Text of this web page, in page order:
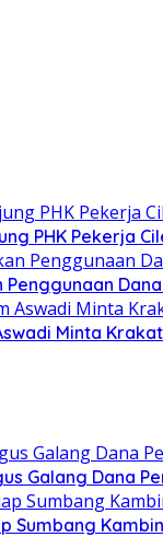
PHK Pekerja
Dana
Minta
Galang Dana
Sumbang